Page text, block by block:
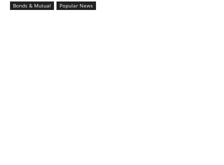
Bonds & Mutual Popular News